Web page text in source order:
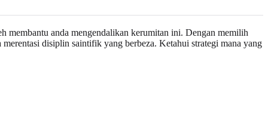
membantu anda mengendalikan kerumitan ini. Dengan memilih
disiplin saintifik yang berbeza. Ketahui strategi mana yang